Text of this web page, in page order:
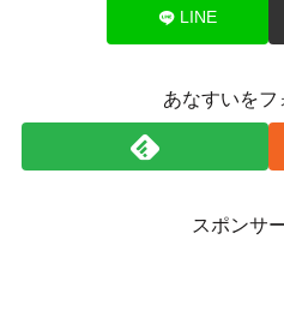
LINE
あなすいをフ
スポンサ